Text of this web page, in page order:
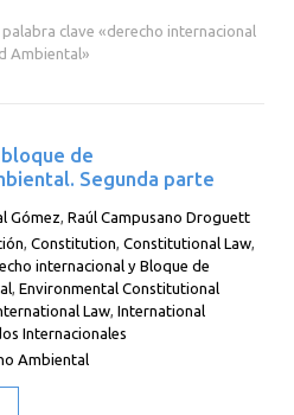
clave «derecho internacional
Ambiental»
de
Segunda parte
Gómez ,Raúl Campusano Droguett
,Constitution,Constitutional Law,
internacional y Bloque de
,Environmental Constitutional
Law,International
Internacionales
Ambiental